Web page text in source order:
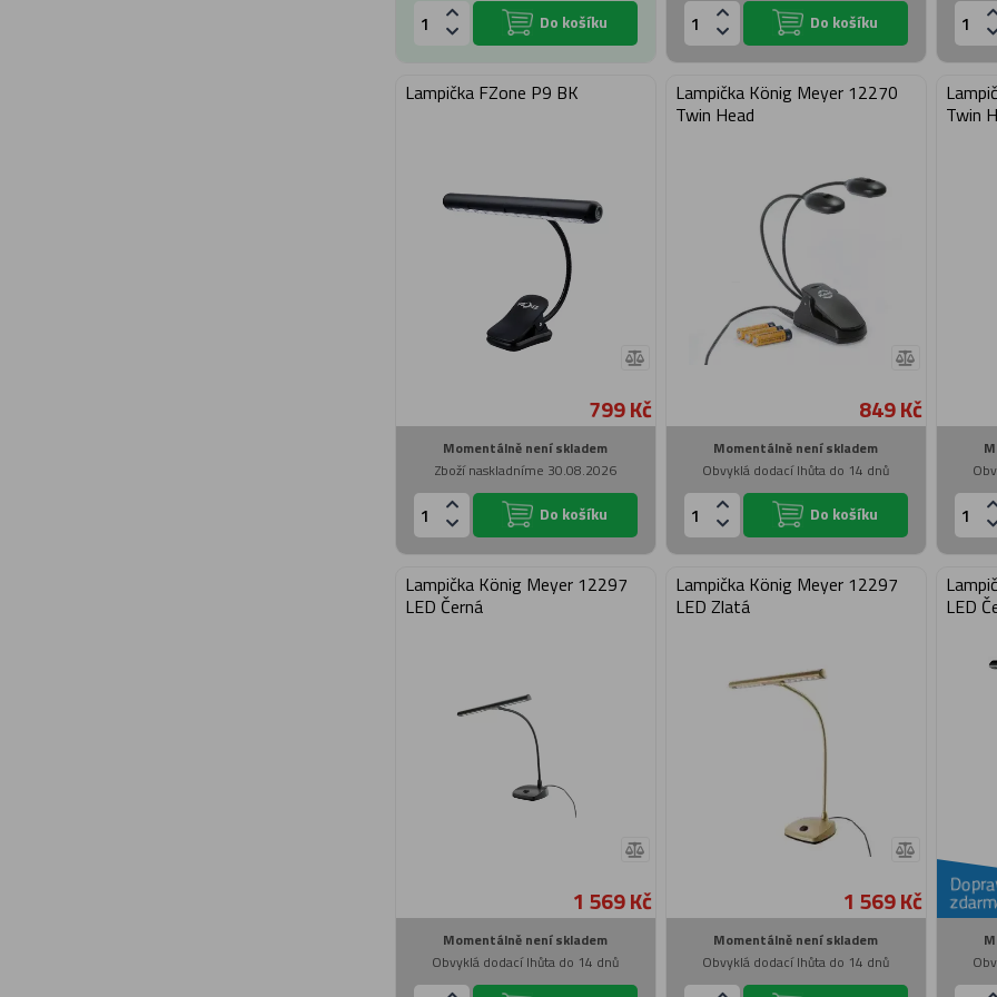
Do košíku Do košíku
Lampička FZone P9 BK
799 Kč
Momentálně není skladem
Zboží naskladníme 30.08.2026
Do košíku
Lampička König Meyer 12270
Twin Head
849 Kč
Momentálně není skladem
Obvyklá dodací lhůta do 14 dnů
Do košíku
Twin
Lampička König Meyer 12297
LED Černá
1 569 Kč
Momentálně není skladem
Obvyklá dodací lhůta do 14 dnů
Lampička König Meyer 12297
LED Zlatá
1 569 Kč
Momentálně není skladem
Obvyklá dodací lhůta do 14 dnů
LED